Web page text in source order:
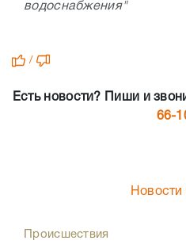
водоснабжения"
/
Есть новости? Пиши и
66-
Происшествия